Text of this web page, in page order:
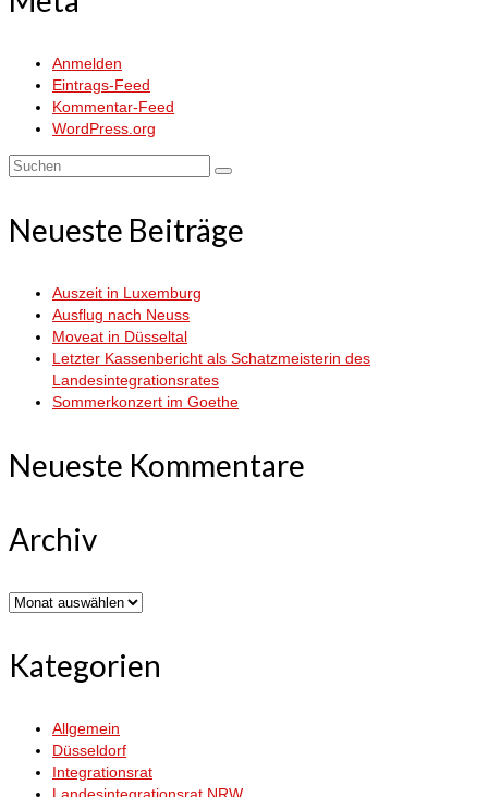
Anmelden
Eintrags-Feed
Kommentar-Feed
WordPress.org
Suchen
Neueste Beiträge
Auszeit in Luxemburg
Ausflug nach Neuss
Moveat in Düsseltal
Letzter Kassenbericht als Schatzmeisterin des
Landesintegrationsrates
Sommerkonzert im Goethe
Neueste Kommentare
Archiv
Archiv
Kategorien
Allgemein
Düsseldorf
Integrationsrat